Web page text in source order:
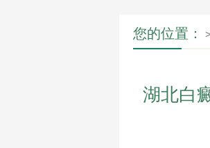
您的位置：
湖北白